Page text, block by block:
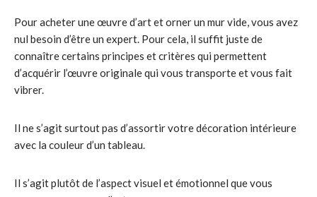
Pour acheter une œuvre d’art et orner un mur vide, vous avez
nul besoin d’être un expert. Pour cela, il suffit juste de
connaître certains principes et critères qui permettent
d’acquérir l’œuvre originale qui vous transporte et vous fait
vibrer.
Il ne s’agit surtout pas d’assortir votre décoration intérieure
avec la couleur d’un tableau.
Il s’agit plutôt de l’aspect visuel et émotionnel que vous